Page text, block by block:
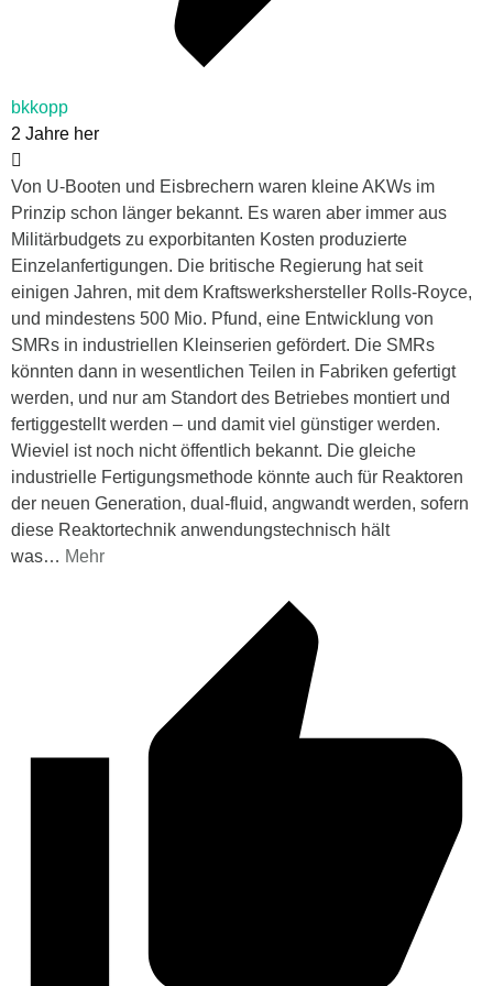
bkkopp
2 Jahre her
Von U-Booten und Eisbrechern waren kleine AKWs im
Prinzip schon länger bekannt. Es waren aber immer aus
Militärbudgets zu exporbitanten Kosten produzierte
Einzelanfertigungen. Die britische Regierung hat seit
einigen Jahren, mit dem Kraftswerkshersteller Rolls-Royce,
und mindestens 500 Mio. Pfund, eine Entwicklung von
SMRs in industriellen Kleinserien gefördert. Die SMRs
könnten dann in wesentlichen Teilen in Fabriken gefertigt
werden, und nur am Standort des Betriebes montiert und
fertiggestellt werden – und damit viel günstiger werden.
Wieviel ist noch nicht öffentlich bekannt. Die gleiche
industrielle Fertigungsmethode könnte auch für Reaktoren
der neuen Generation, dual-fluid, angwandt werden, sofern
diese Reaktortechnik anwendungstechnisch hält
was… Mehr